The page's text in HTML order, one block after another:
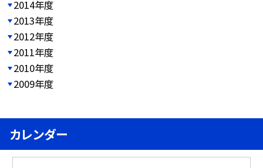
2014年度
2013年度
2012年度
2011年度
2010年度
2009年度
カレンダー